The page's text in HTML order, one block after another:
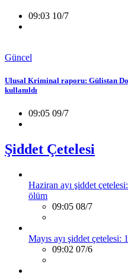
09:03 10/7
Güncel
Ulusal Kriminal raporu: Gülistan
kullanıldı
09:05 09/7
Şiddet Çetelesi
Haziran ayı şiddet
ölüm
09:05 08/7
Mayıs ayı şiddet
09:02 07/6